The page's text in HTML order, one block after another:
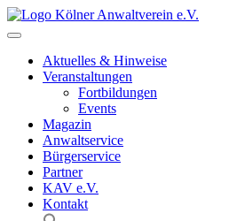
Skip
to
Aktuelles & Hinweise
Veranstaltungen
Fortbildungen
Events
Magazin
Anwaltservice
Bürgerservice
Partner
KAV e.V.
Kontakt